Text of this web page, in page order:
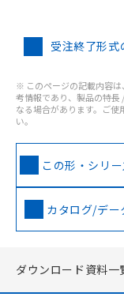
受注終了形式
※ このページの記載内容
考情報であり、製品の特長
なる場合があります。ご
い。
この形・シリ
カタログ/デ
ダウンロード資料一